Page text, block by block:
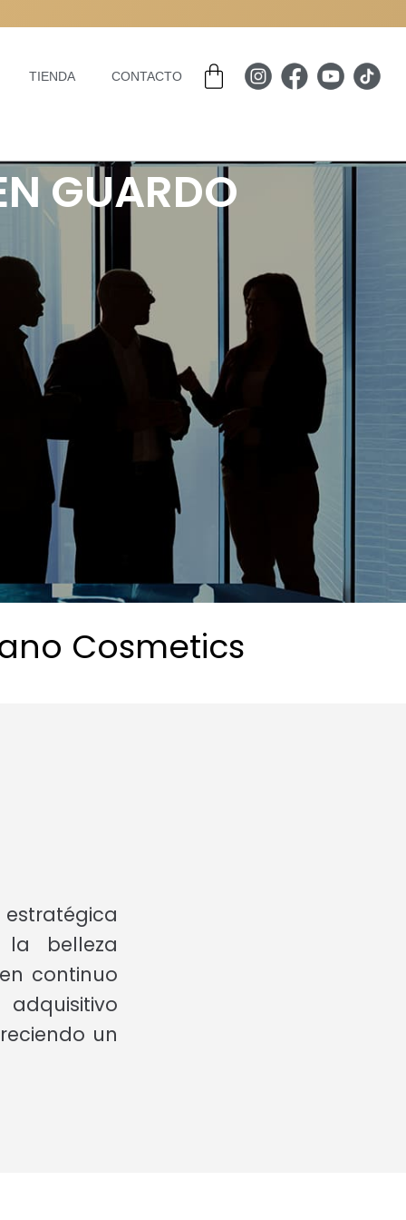
TIENDA CONTACTO Carrito
GUARDO
Cosmetics
la belleza
continuo
un